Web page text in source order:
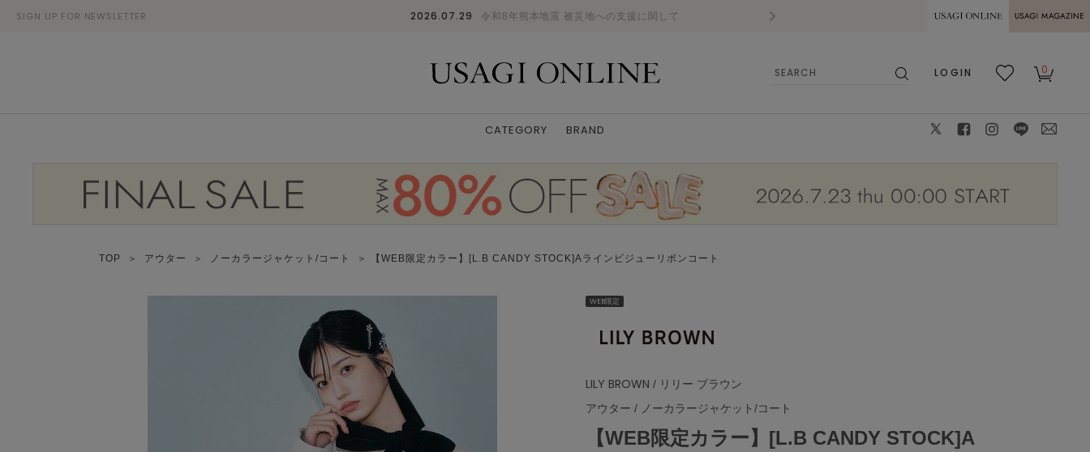
SIGN UP FOR NEWSLETTER 2026.07.29 令和8年熊本地震 被災地への支援に関して 熊本県熊本地方を震源とする地震の影響に
MAGAZINE
LOGIN
0
CATEGORY BRAND
TOP ＞ アウター ＞ ノーカラージャケット/コート ＞ 【WEB限定カラー】[L.B CANDY STOCK]Aラインビジューリボンコート
WEB限定
LILY BROWN / リリー ブラウン
アウター / ノーカラージャケット/コート
【WEB限定カラー】[L.B CANDY STOCK]A